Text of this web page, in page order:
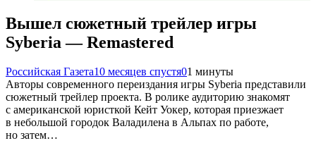
Вышел сюжетный трейлер игры
Syberia — Remastered
Российская Газета10 месяцев спустя01 минуты
Авторы современного переиздания игры Syberia представили
сюжетный трейлер проекта. В ролике аудиторию знакомят
с американской юристкой Кейт Уокер, которая приезжает
в небольшой городок Валадилена в Альпах по работе,
но затем…